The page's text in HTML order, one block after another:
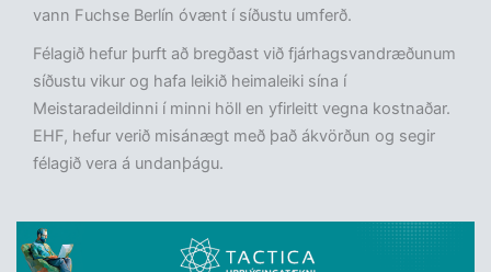
vann Fuchse Berlín óvænt í síðustu umferð.
Félagið hefur þurft að bregðast við fjárhagsvandræðunum
síðustu vikur og hafa leikið heimaleiki sína í
Meistaradeildinni í minni höll en yfirleitt vegna kostnaðar.
EHF, hefur verið misánægt með það ákvörðun og segir
félagið vera á undanþágu.